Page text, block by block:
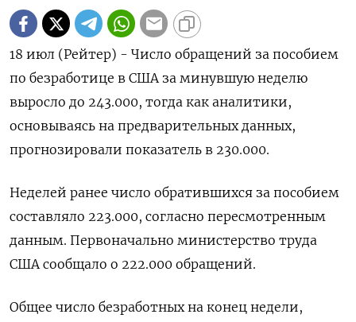
18 июл (Рейтер) - Число обращений за пособием
по безработице в США за минувшую неделю
выросло до 243.000, тогда как аналитики,
основываясь на предварительных данных,
прогнозировали показатель в 230.000.
Неделей ранее число обратившихся за пособием
составляло 223.000, согласно пересмотренным
данным. Первоначально министерство труда
США сообщало о 222.000 обращений.
Общее число безработных на конец недели,